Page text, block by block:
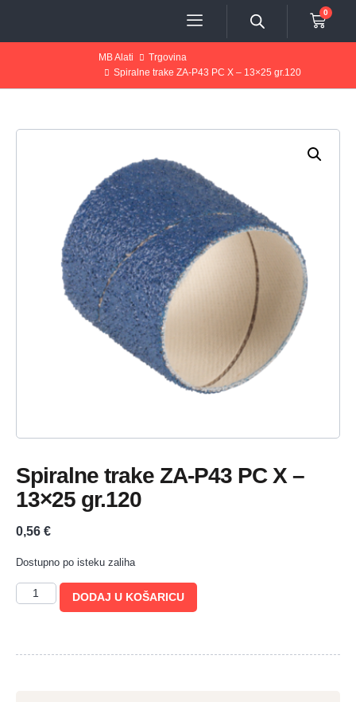
0
MB Alati
Trgovina
Spiralne trake ZA-P43 PC X – 13×25 gr.120
Spiralne trake ZA-P43 PC X –
13×25 gr.120
0,56 €
Dostupno po isteku zaliha
DODAJ U KOŠARICU